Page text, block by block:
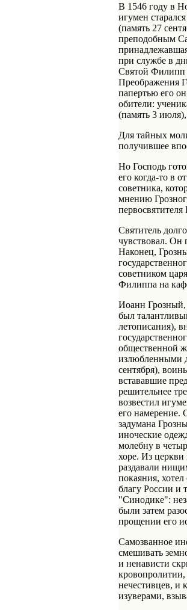
В 1546 году в
игумен
(память 27
преподобным
при службе в
Святой Филипп
Преображения
папертью его
обители:
(память 3
Для тайных
получившее
Но Господь
его когда-то в
советника,
мнению
Святитель
чувствовал. Он
Наконец,
советником
Филиппа на
Иоанн Грозный,
был
летописания),
общественной
излюбленными
сентября),
встававшие
решительнее
возвестил
его намерение.
задумана
иноческие
молебну в
хоре. Из
раздавали
покаяния,
благу России и
"Синодике":
были затем
прощении его
Самозванное
смешивать
и ненависти
нечестивцев, и
изуверами,